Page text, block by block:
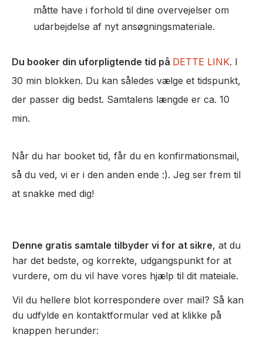
måtte have i forhold til dine overvejelser om
udarbejdelse af nyt ansøgningsmateriale.
Du booker din uforpligtende tid på DETTE LINK. I
30 min blokken. Du kan således vælge et tidspunkt,
der passer dig bedst. Samtalens længde er ca. 10
min.
Når du har booket tid, får du en konfirmationsmail,
så du ved, vi er i den anden ende :). Jeg ser frem til
at snakke med dig!
Denne gratis samtale tilbyder vi for at sikre, at du
har det bedste, og korrekte, udgangspunkt for at
vurdere, om du vil have vores hjælp til dit mateiale.
Vil du hellere blot korrespondere over mail? Så kan
du udfylde en kontaktformular ved at klikke på
knappen herunder: